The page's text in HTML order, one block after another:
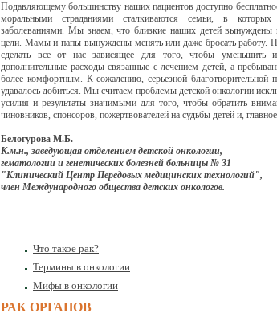
Подавляющему большинству наших пациентов доступно
моральными страданиями сталкиваются семьи, в которых
заболеваниями. Мы знаем, что близкие наших детей
цели. Мамы и папы вынуждены менять или даже бросать работу.
сделать все от нас зависящее для того, чтобы уменьшить
дополнительные расходы связанные с лечением детей, а
более комфортным. К сожалению, серьезной благотворительной
удавалось добиться. Мы считаем проблемы детской онкологии
усилия и результаты значимыми для того, чтобы обратить
чиновников, спонсоров, пожертвователей на судьбы детей и,
Белогурова М.Б.
К.м.н., заведующая отделением детской онкологии,
гематологии и генетических болезней больницы № 31
"Клинический Центр Передовых медицинских технологий",
член Международного общества детских онкологов.
Что такое рак?
Термины в онкологии
Мифы в онкологии
РАК ОРГАНОВ